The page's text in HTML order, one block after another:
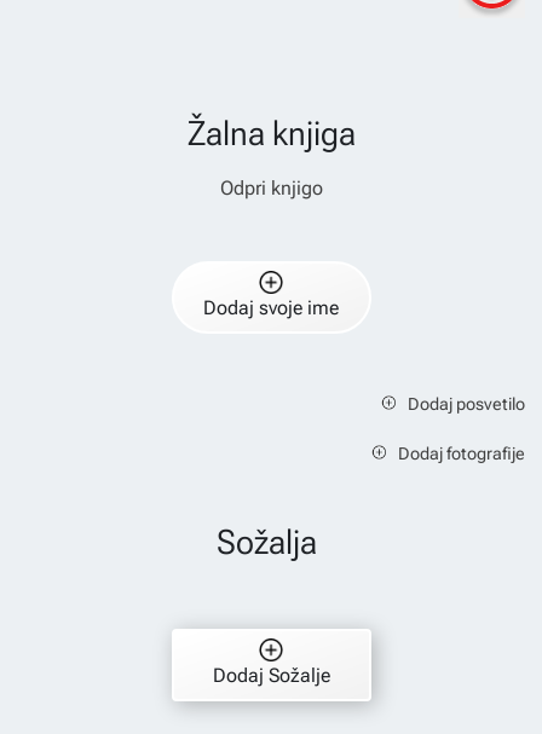
Žalna knjiga
Odpri knjigo
Dodaj svoje ime
Dodaj posvetilo
Dodaj fotografije
Sožalja
Dodaj Sožalje